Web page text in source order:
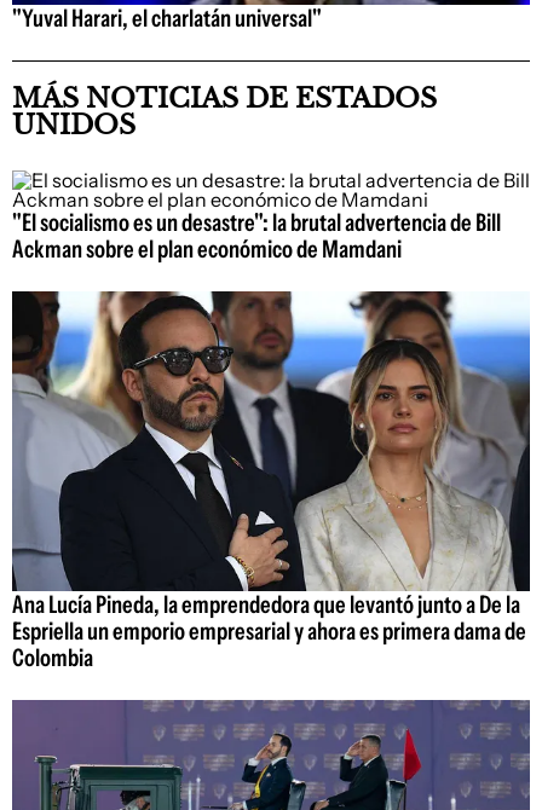
"Yuval Harari, el charlatán universal"
MÁS NOTICIAS DE ESTADOS
UNIDOS
"El socialismo es un desastre": la brutal advertencia de Bill
Ackman sobre el plan económico de Mamdani
Ana Lucía Pineda, la emprendedora que levantó junto a De la
Espriella un emporio empresarial y ahora es primera dama de
Colombia